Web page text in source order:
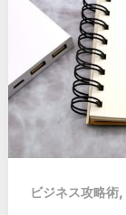
ビジネス攻略術,